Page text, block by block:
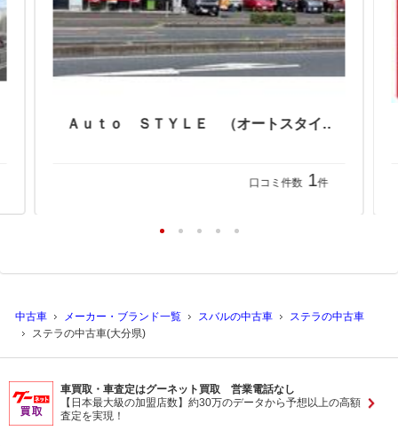
Ａｕｔｏ ＳＴＹＬＥ （オートスタイル）
口コミ件数 1件
中古車 メーカー・ブランド一覧 スバルの中古車
ステラの中古車
ステラの中古車(大分県)
車買取・車査定はグーネット買取 営業電話なし
【日本最大級の加盟店数】約30万のデータから予想以上の高額
査定を実現！